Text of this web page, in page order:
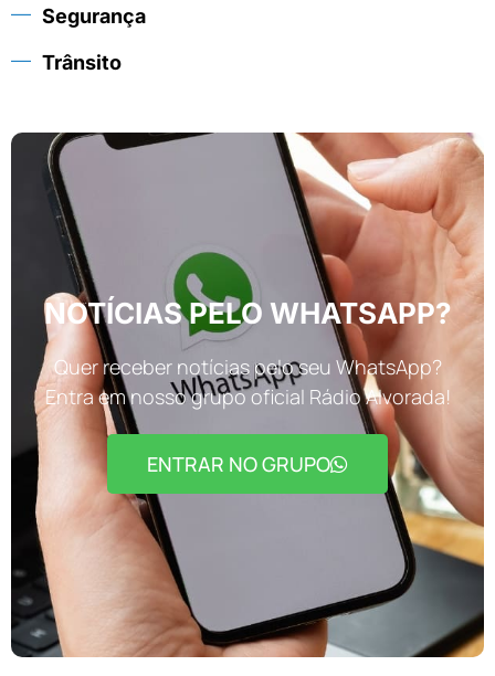
Segurança
Trânsito
NOTÍCIAS PELO WHATSAPP?
Quer receber notícias pelo seu WhatsApp?
Entra em nosso grupo oficial Rádio Alvorada!
ENTRAR NO GRUPO